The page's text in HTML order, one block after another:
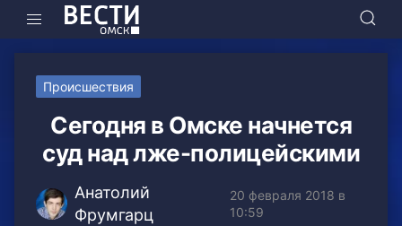
Происшествия
Сегодня в Омске начнется
суд над лже-полицейскими
Анатолий
Фрумгарц
20 февраля 2018 в
10:59